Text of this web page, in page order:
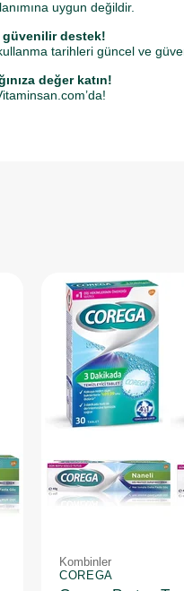
uygun değildir.
güvenilir destek!
tarihleri güncel ve
değer katın!
Kombinler
COREGA